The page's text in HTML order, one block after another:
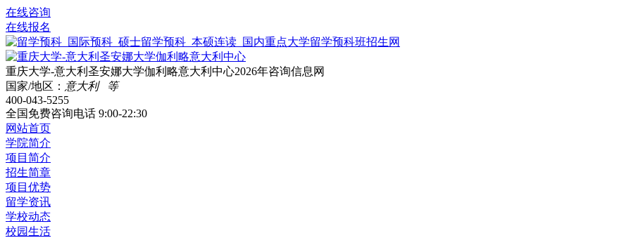
在线咨询
在线报名
重庆大学-意大利圣安娜大学伽利略意大利中心2026年咨询信息网
国家/地区： 意大利 等
400-043-5255
全国免费咨询电话 9:00-22:30
网站首页
学院简介
项目简介
招生简章
项目优势
留学资讯
学校动态
校园生活